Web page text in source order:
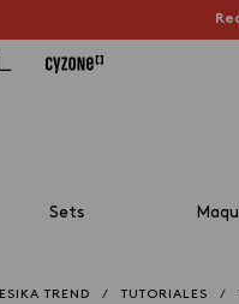
Sets
ESIKA TREND / TUTORIALES /